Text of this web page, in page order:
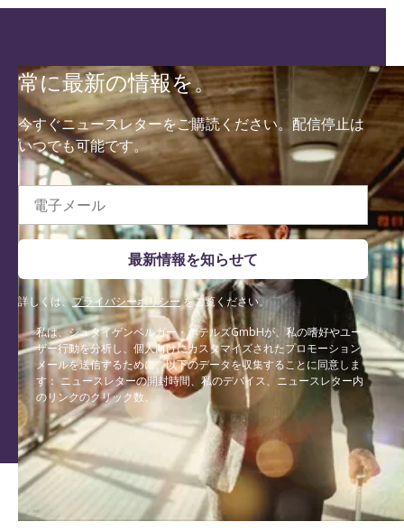
常に最新の情報を。
今すぐニュースレターをご購読ください。配信停止は
いつでも可能です。
電子メール
最新情報を知らせて
詳しくは、プライバシーポリシーをご覧ください。
私は、シュタイゲンベルガー・ホテルズGmbHが、私の嗜好やユー
ザー行動を分析し、個人向けにカスタマイズされたプロモーション
メールを送信するために、以下のデータを収集することに同意しま
す： ニュースレターの開封時間、私のデバイス、ニュースレター内
のリンクのクリック数。